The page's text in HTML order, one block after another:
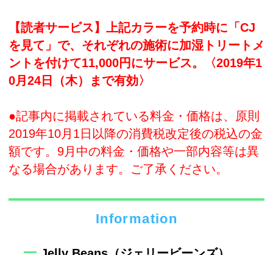
【読者サービス】上記カラーを予約時に「CJ
を見て」で、それぞれの施術に加湿トリートメ
ントを付けて11,000円にサービス。〈2019年1
0月24日（木）まで有効〉
●記事内に掲載されている料金・価格は、原則
2019年10月1日以降の消費税改定後の税込の金
額です。9月中の料金・価格や一部内容等は異
なる場合があります。ご了承ください。
Information